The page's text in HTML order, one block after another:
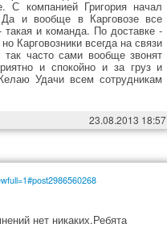
С компанией Григория начал
и вообще в Карговозе все
такая и команда. По доставке -
Карговозники всегда на связи
часто сами вообще звонят
и спокойно и за груз и
Удачи всем сотрудникам
23.08.2013 18:57
нет никаких.Ребята